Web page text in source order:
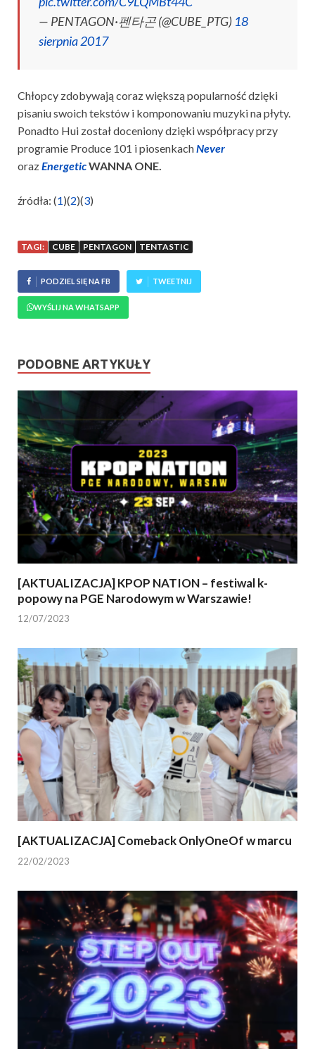
— PENTAGON·펜타곤 (@CUBE_PTG) 18
sierpnia 2017
Chłopcy zdobywają coraz większą popularność dzięki
pisaniu swoich tekstów i komponowaniu muzyki na płyty.
Ponadto Hui został doceniony dzięki współpracy przy
programie Produce 101 i piosenkachNever
orazEnergeticWANNA ONE.
źródła: (1)(2)(3)
TAGI: CUBE PENTAGON TENTASTIC
PODZIEL SIĘ NA FB TWEETNIJ
WYŚLIJ NA WHATSAPP
PODOBNE ARTYKUŁY
[AKTUALIZACJA] KPOP NATION – festiwal k-
popowy na PGE Narodowym w Warszawie!
12/07/2023
[AKTUALIZACJA] Comeback OnlyOneOf w marcu
22/02/2023